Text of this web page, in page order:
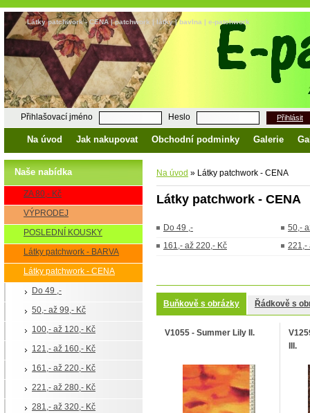
Látky patchwork - CENA | patchwork | látky | bavlna | e-patchwork
Přihlašovací jméno Heslo Přihlásit
Na úvod Jak nakupovat Obchodní podminky Galerie
Naše nabídka
ZA 80,- Kč
VÝPRODEJ
POSLEDNÍ KOUSKY
Látky patchwork - BARVA
Látky patchwork - CENA
Do 49 ,-
50,- až 99,- Kč
100,- až 120,- Kč
121,- až 160,- Kč
161,- až 220,- Kč
221,- až 280,- Kč
281,- až 320,- Kč
Na úvod » Látky patchwork - CENA
Látky patchwork - CENA
Do 49 ,-
50,-
161,- až 220,- Kč
221,-
Buňkově s obrázky Řádkově s
V1055 - Summer Lily II.
III.